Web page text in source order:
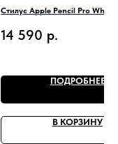
Стилус Apple Pencil Pro White
14 590 р.
ПОДРОБНЕЕ
В КОРЗИНУ